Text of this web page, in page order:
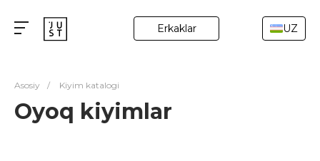
Erkaklar UZ
Asosiy / Kiyim katalogi
Oyoq kiyimlar